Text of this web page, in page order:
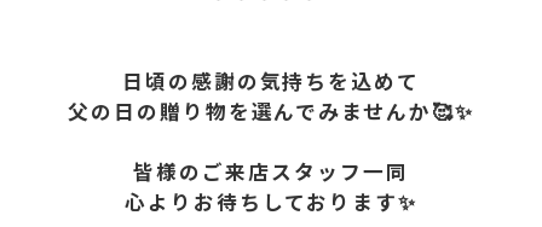
日頃の感謝の気持ちを込めて
父の日の贈り物を選んでみませんか🥰✨
皆様のご来店スタッフ一同
心よりお待ちしております✨